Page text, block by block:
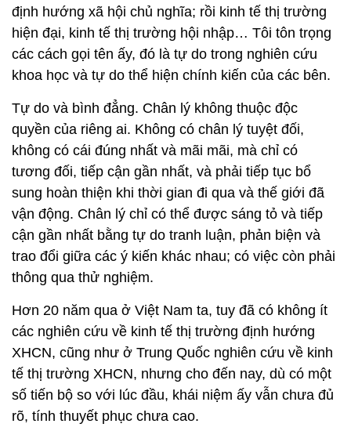
định hướng xã hội chủ nghĩa; rồi kinh tế thị trường
hiện đại, kinh tế thị trường hội nhập… Tôi tôn trọng
các cách gọi tên ấy, đó là tự do trong nghiên cứu
khoa học và tự do thể hiện chính kiến của các bên.
Tự do và bình đẳng. Chân lý không thuộc độc
quyền của riêng ai. Không có chân lý tuyệt đối,
không có cái đúng nhất và mãi mãi, mà chỉ có
tương đối, tiếp cận gần nhất, và phải tiếp tục bổ
sung hoàn thiện khi thời gian đi qua và thế giới đã
vận động. Chân lý chỉ có thể được sáng tỏ và tiếp
cận gần nhất bằng tự do tranh luận, phản biện và
trao đổi giữa các ý kiến khác nhau; có việc còn phải
thông qua thử nghiệm.
Hơn 20 năm qua ở Việt Nam ta, tuy đã có không ít
các nghiên cứu về kinh tế thị trường định hướng
XHCN, cũng như ở Trung Quốc nghiên cứu về kinh
tế thị trường XHCN, nhưng cho đến nay, dù có một
số tiến bộ so với lúc đầu, khái niệm ấy vẫn chưa đủ
rõ, tính thuyết phục chưa cao.